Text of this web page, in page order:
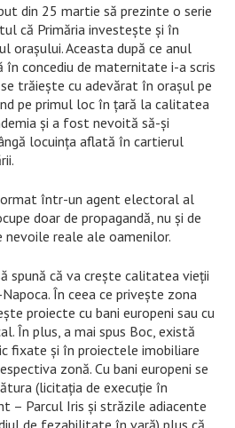
din 25 martie să prezinte o serie
că Primăria investește și în
orașului. Aceasta după ce anul
concediu de maternitate i-a scris
trăiește cu adevărat în orașul pe
pe primul loc în țară la calitatea
și a fost nevoită să-și
locuința aflată în cartierul
într-un agent electoral al
doar de propagandă, nu și de
nevoile reale ale oamenilor.
spună că va crește calitatea vieții
În ceea ce privește zona
proiecte cu bani europeni sau cu
În plus, a mai spus Boc, există
fixate și în proiectele imobiliare
zonă. Cu bani europeni se
(licitația de execuție în
– Parcul Iris și străzile adiacente
de fezabilitate în vară) plus că